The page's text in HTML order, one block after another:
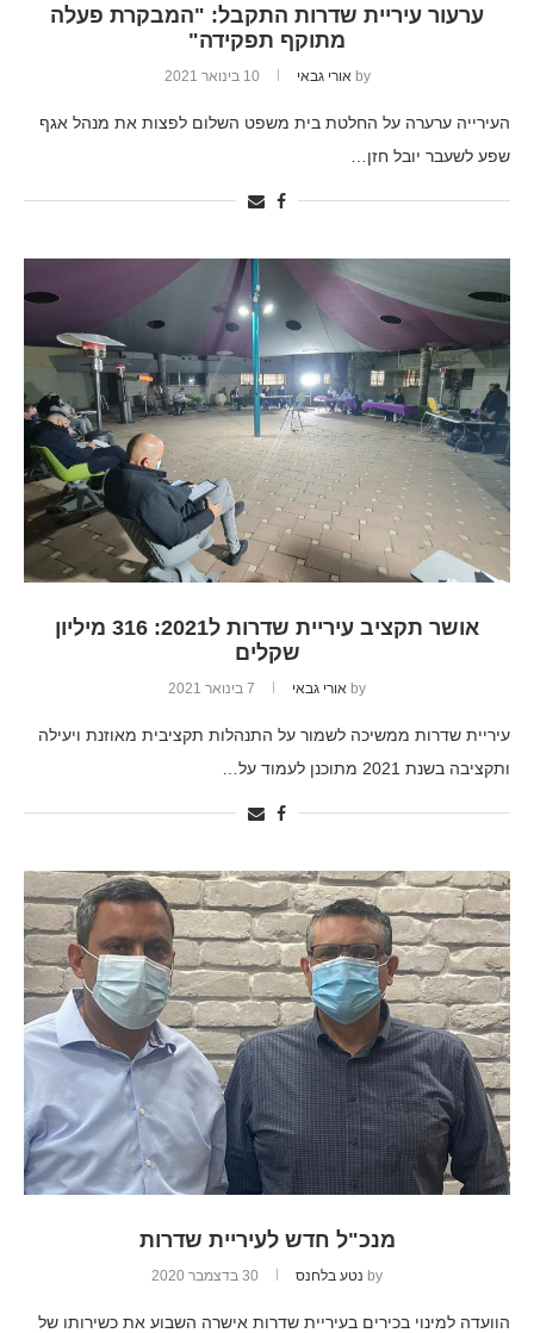
ערעור עיריית שדרות התקבל: "המבקרת פעלה
מתוקף תפקידה"
by אורי גבאי 10 בינואר 2021
העירייה ערערה על החלטת בית משפט השלום לפצות את מנהל אגף
שפע לשעבר יובל חזן…
אושר תקציב עיריית שדרות ל2021: 316 מיליון
שקלים
by אורי גבאי 7 בינואר 2021
עיריית שדרות ממשיכה לשמור על התנהלות תקציבית מאוזנת ויעילה
ותקציבה בשנת 2021 מתוכנן לעמוד על…
מנכ"ל חדש לעיריית שדרות
by נטע בלחנס 30 בדצמבר 2020
הוועדה למינוי בכירים בעיריית שדרות אישרה השבוע את כשירותו של